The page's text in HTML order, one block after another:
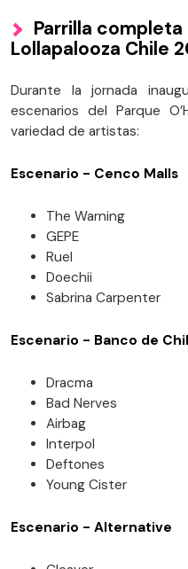
Parrilla completa
Lollapalooza Chile
Durante la jornada
escenarios del Parque
variedad de artistas:
Escenario - Cenco Malls
The Warning
GEPE
Ruel
Doechii
Sabrina Carpenter
Escenario - Banco de
Dracma
Bad Nerves
Airbag
Interpol
Deftones
Young Cister
Escenario - Alternative